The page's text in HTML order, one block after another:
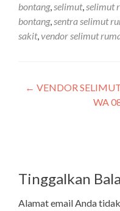
bontang,selimut,selimut
bontang,sentra selimut
sakit,vendor selimut
← VENDOR
WA
Tinggalkan
Alamat email Anda